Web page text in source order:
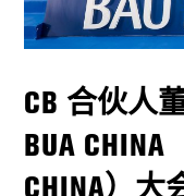
CB 合伙人
BUA CHINA
CHINA）大